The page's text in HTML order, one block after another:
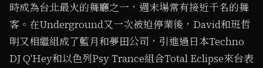
時成為台北最火的舞廳之一，週末場常有接近千名的舞
客。在Underground又一次被迫停業後，David和班哲
明又相繼組成了藍月和夢田公司，引進過日本Techno
DJ Q'Hey和以色列Psy Trance組合Total Eclipse來台表